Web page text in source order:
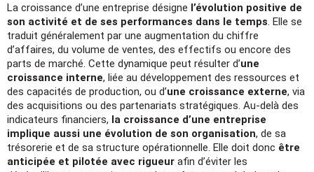
La croissance d’une entreprise désigne l’évolution positive de
son activité et de ses performances dans le temps . Elle se
traduit généralement par une augmentation du chiffre
d’affaires, du volume de ventes, des effectifs ou encore des
parts de marché. Cette dynamique peut résulter d’une
croissance interne, liée au développement des ressources et
des capacités de production, ou d’une croissance externe, via
des acquisitions ou des partenariats stratégiques. Au-delà des
indicateurs financiers, la croissance d’une entreprise
implique aussi une évolution de son organisation, de sa
trésorerie et de sa structure opérationnelle. Elle doit donc être
anticipée et pilotée avec rigueur afin d’éviter les